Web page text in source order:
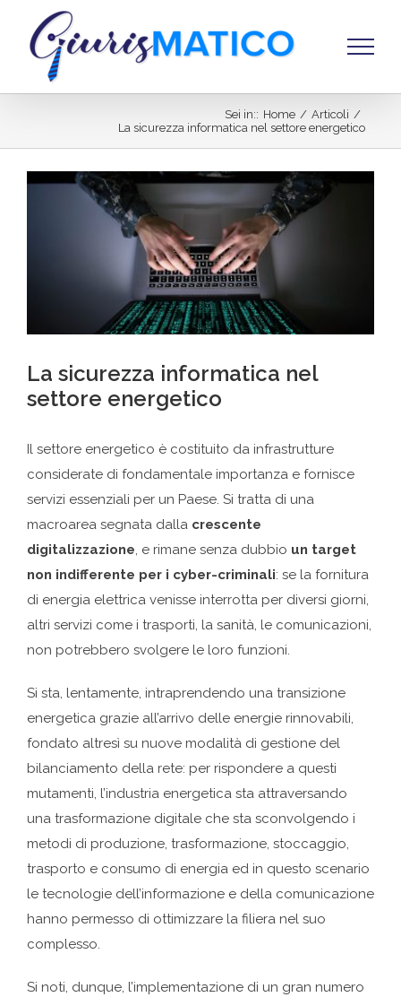
contenuto
Sei in:: Home / Articoli /
La sicurezza informatica nel settore energetico
Ingrandisci
La sicurezza informatica nel
settore energetico
Il settore energetico è costituito da infrastrutture
considerate di fondamentale importanza e fornisce
servizi essenziali per un Paese. Si tratta di una
macroarea segnata dalla crescente
digitalizzazione, e rimane senza dubbio un target
non indifferente per i cyber-criminali: se la fornitura
di energia elettrica venisse interrotta per diversi giorni,
altri servizi come i trasporti, la sanità, le comunicazioni,
non potrebbero svolgere le loro funzioni.
Si sta, lentamente, intraprendendo una transizione
energetica grazie all’arrivo delle energie rinnovabili,
fondato altresì su nuove modalità di gestione del
bilanciamento della rete: per rispondere a questi
mutamenti, l’industria energetica sta attraversando
una trasformazione digitale che sta sconvolgendo i
metodi di produzione, trasformazione, stoccaggio,
trasporto e consumo di energia ed in questo scenario
le tecnologie dell’informazione e della comunicazione
hanno permesso di ottimizzare la filiera nel suo
complesso.
Si noti, dunque, l’implementazione di un gran numero